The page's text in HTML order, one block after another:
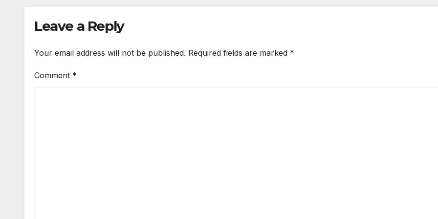
Leave a Reply
Your email address will not be published. Required fields are marked *
Comment *